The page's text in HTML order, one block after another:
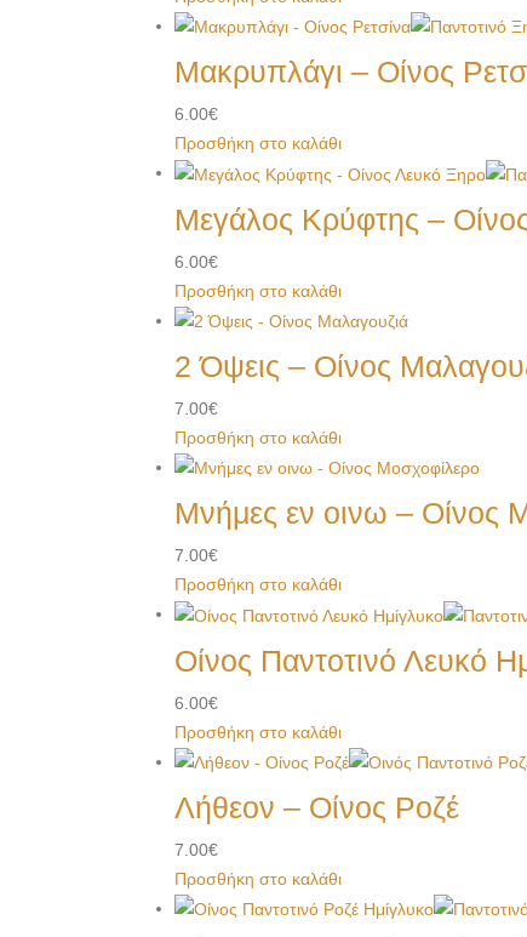
Μακρυπλάγι – Οίνος
6.00€
Προσθήκη στο καλάθι
Μεγάλος Κρύφτης –
6.00€
Προσθήκη στο καλάθι
2 Όψεις – Οίνος
7.00€
Προσθήκη στο καλάθι
Μνήμες εν οινω – Οίνος
7.00€
Προσθήκη στο καλάθι
Οίνος Παντοτινό Λευκό
6.00€
Προσθήκη στο καλάθι
Λήθεον – Οίνος Ροζέ
7.00€
Προσθήκη στο καλάθι